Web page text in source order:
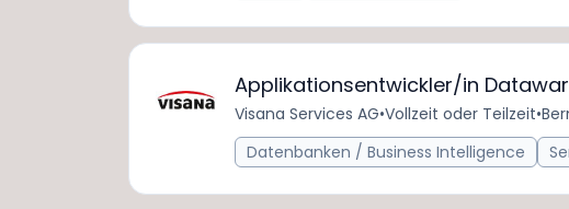
Applikationsentwickler/in
Visana Services AG•Vollzeit oder Teilzeit•
Datenbanken / Business Intelligence